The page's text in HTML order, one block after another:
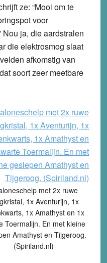
ze: “Mooi om te
voor
Nou ja, die aardstralen
die elektrosmog slaat
afkomstig van
soort zeer meetbare
met 2x ruwe
1x Aventurijn, 1x
1x Amathyst en 1x
Toermalijn. En met kleine
Amathyst en Tijgeroog.
(Spiriland.nl)